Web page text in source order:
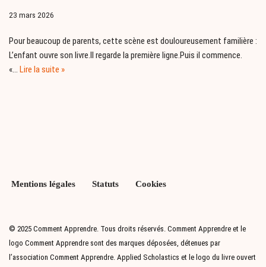
23 mars 2026
Pour beaucoup de parents, cette scène est douloureusement familière :
L’enfant ouvre son livre.Il regarde la première ligne.Puis il commence.
«… Lire la suite »
Mentions légales Statuts Cookies
© 2025 Comment Apprendre. Tous droits réservés. Comment Apprendre et le
logo Comment Apprendre sont des marques déposées, détenues par
l’association Comment Apprendre. Applied Scholastics et le logo du livre ouvert